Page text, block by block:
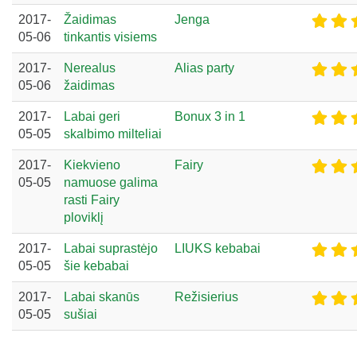
2017-
05-06
Žaidimas
tinkantis visiems
Jenga
2017-
05-06
Nerealus
žaidimas
Alias party
2017-
05-05
Labai geri
skalbimo milteliai
Bonux 3 in 1
2017-
05-05
Kiekvieno
namuose galima
rasti Fairy
ploviklį
Fairy
2017-
05-05
Labai suprastėjo
šie kebabai
LIUKS kebabai
2017-
05-05
Labai skanūs
sušiai
Režisierius